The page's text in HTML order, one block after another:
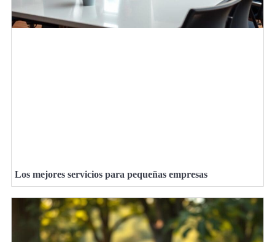
Los mejores servicios para pequeñas empresas